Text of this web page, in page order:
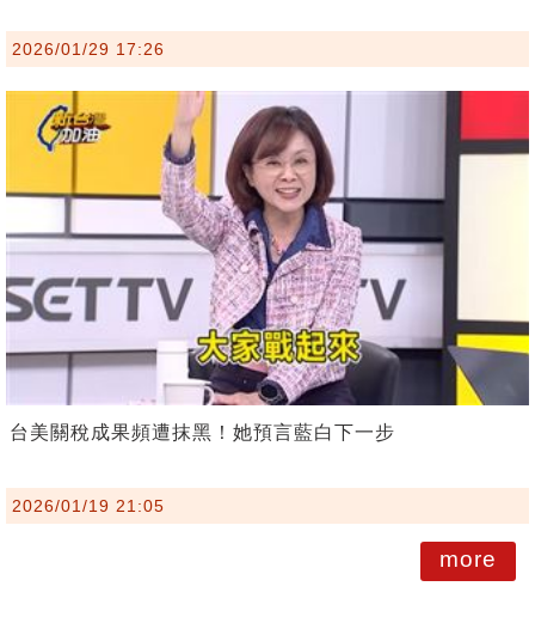
2026/01/29 17:26
台美關稅成果頻遭抹黑！她預言藍白下一步
2026/01/19 21:05
more